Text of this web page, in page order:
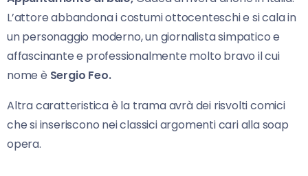
L’attore abbandona i costumi ottocenteschi e si cala in
un personaggio moderno, un giornalista simpatico e
affascinante e professionalmente molto bravo il cui
nome è Sergio Feo.
Altra caratteristica è la trama avrà dei risvolti comici
che si inseriscono nei classici argomenti cari alla soap
opera.